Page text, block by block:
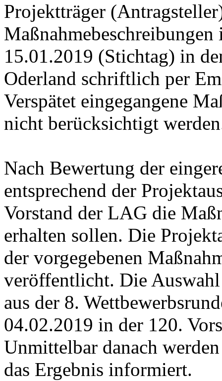
Projektträger
15.01.2019 (Stichtag) in
Oderland schriftlich per
Verspätet eingegangene
nicht berücksichtigt
Nach Bewertung der
entsprechend der
Vorstand der LAG die
erhalten sollen. Die
der vorgegebenen
veröffentlicht. Die
aus der 8.
04.02.2019 in der 120.
Unmittelbar danach
das Ergebnis informiert.